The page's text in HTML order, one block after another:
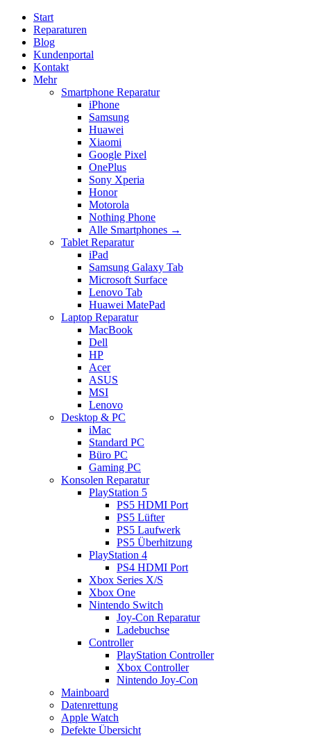
Start
Reparaturen
Blog
Kundenportal
Kontakt
Mehr
Smartphone Reparatur
iPhone
Samsung
Huawei
Xiaomi
Google Pixel
OnePlus
Sony Xperia
Honor
Motorola
Nothing Phone
Alle Smartphones →
Tablet Reparatur
iPad
Samsung Galaxy Tab
Microsoft Surface
Lenovo Tab
Huawei MatePad
Laptop Reparatur
MacBook
Dell
HP
Acer
ASUS
MSI
Lenovo
Desktop & PC
iMac
Standard PC
Büro PC
Gaming PC
Konsolen Reparatur
PlayStation 5
PS5 HDMI Port
PS5 Lüfter
PS5 Laufwerk
PS5 Überhitzung
PlayStation 4
PS4 HDMI Port
Xbox Series X/S
Xbox One
Nintendo Switch
Joy-Con Reparatur
Ladebuchse
Controller
PlayStation Controller
Xbox Controller
Nintendo Joy-Con
Mainboard
Datenrettung
Apple Watch
Defekte Übersicht